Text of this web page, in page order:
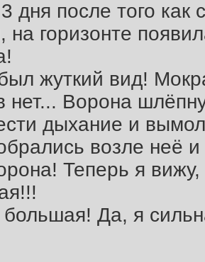
дня после того как
на горизонте
жуткий вид!
нет... Ворона
дыхание и
возле неё
Теперь я
Да, я